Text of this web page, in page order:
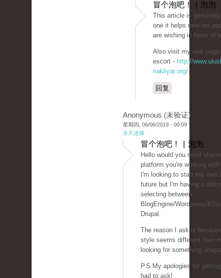
冒个泡吧！ | 泡泡
This article is
one it helps new net
are wishing in favor of
Also visit my web
escort - http://
nakliyat.org/
回复
Anonymous (未验证)
星期四, 06/06/2019 - 00:09
永久连接
冒个泡吧！ | 泡泡
Hello would you mind
platform you're working
I'm looking to start my own
future but I'm having a
selecting between
BlogEngine/Wordpress/
Drupal.
The reason I ask is
style seems different then
looking for something
P.S My apologies for
had to ask!